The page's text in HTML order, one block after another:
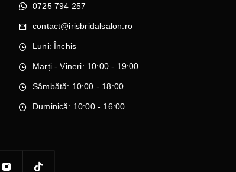
0725 794 257
contact@irisbridalsalon.ro
Luni: Închis
Marți - Vineri: 10:00 - 19:00
Sâmbătă: 10:00 - 18:00
Duminică: 10:00 - 16:00